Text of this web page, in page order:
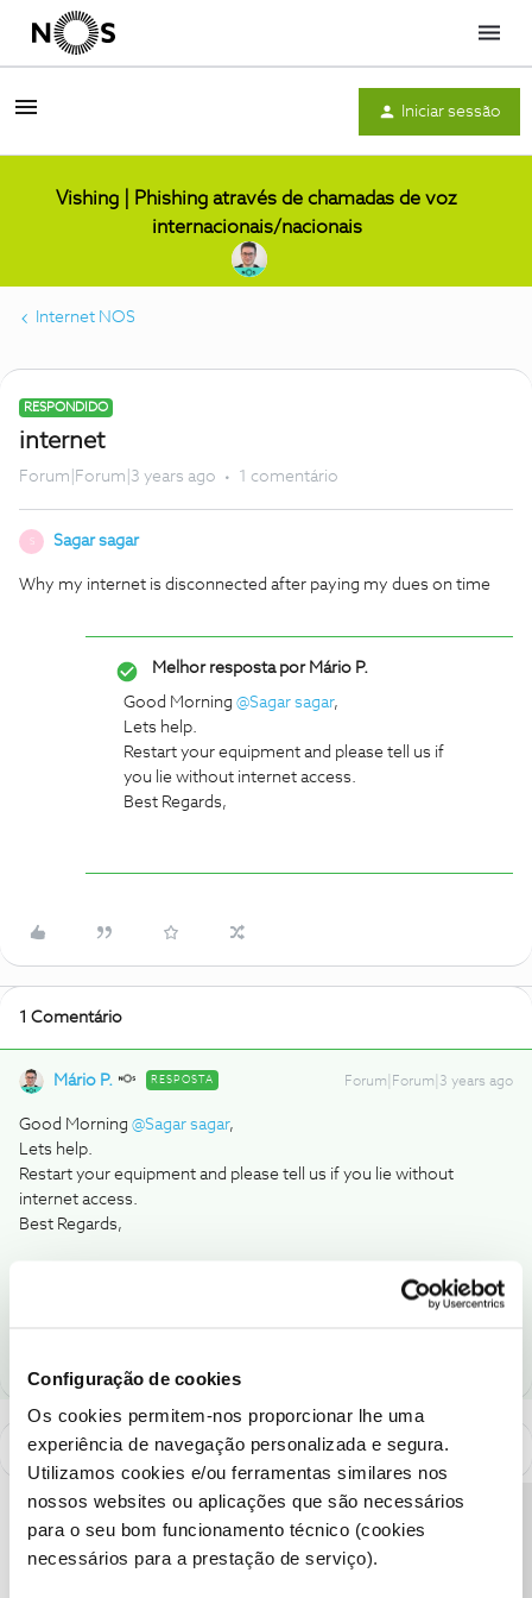
Configuração de cookies
Os cookies permitem-nos proporcionar lhe uma
experiência de navegação personalizada e segura.
Utilizamos cookies e/ou ferramentas similares nos
nossos websites ou aplicações que são necessários
para o seu bom funcionamento técnico (cookies
necessários para a prestação de serviço).
Menu
Iniciar sessão
Vishing | Phishing através de chamadas de voz
internacionais/nacionais
Internet NOS
RESPONDIDO
internet
Forum|Forum|3 years ago 1 comentário
S Sagar sagar
Why my internet is disconnected after paying my dues on time
Melhor resposta porMário P.
Good Morning @Sagar sagar,
Lets help.
Restart your equipment and please tell us if
you lie without internet access.
Best Regards,
1 Comentário
Mário P. RESPOSTA Forum|Forum|3 years ago
Good Morning @Sagar sagar,
Lets help.
Restart your equipment and please tell us if you lie without
internet access.
Best Regards,
Ajude a comunidade a encontrar informação relevante. Marque